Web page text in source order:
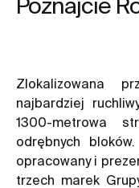
Zlokalizowana
najbardziej
1300-metrowa
odrębnych
opracowany i
trzech marek